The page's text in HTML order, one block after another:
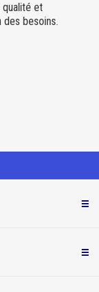
qualité et
besoins.